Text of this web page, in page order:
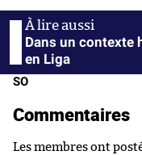
Dans un contexte
en Liga
SO
Commentaires
Les membres ont